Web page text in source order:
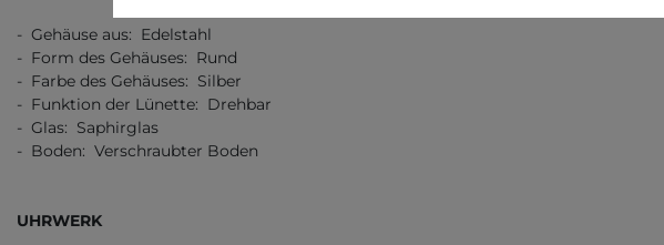
- Gehäuse aus: Edelstahl
- Form des Gehäuses: Rund
- Farbe des Gehäuses: Silber
- Funktion der Lünette: Drehbar
- Glas: Saphirglas
- Boden: Verschraubter Boden
UHRWERK